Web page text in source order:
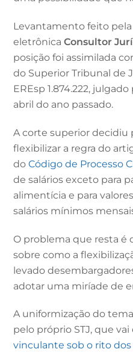
Levantamento feito pela
eletrônicaConsultor
posição foi assimilada
do Superior Tribunal de
EREsp 1.874.222,
abril do ano passado.
A corte superior decidiu
flexibilizar a regra do
doCódigo de Processo
de salários exceto para
alimentícia e para
salários mínimos
O problema que resta é
sobre como a
levado
adotar uma miríade de
A uniformização do
pelo próprio STJ, que
vinculante sob o rito